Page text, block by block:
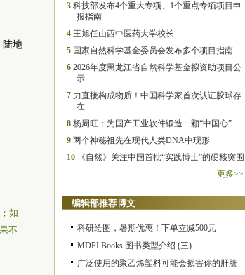
陆地
如
不
3 科技部发布4个重大专项、1个重点专项项目申
报指南
4 王旭任山西中医药大学校长
5 国家自然科学基金委员会发布多个项目指南
6 2026年度黑龙江省自然科学基金拟资助项目公
示
7 力直接构成物质！中国科学家首次认证胶球存
在
8 杨周旺：为国产工业软件锻造一颗“中国心”
9 两个神秘祖先在现代人类DNA中现形
10
《自然》关注中国首批“实践博士”的硬核突围
更多>>
编辑部推荐博文
科研绘图，暑期优惠！下单立减500元
MDPI Books 图书类型介绍 (三)
广泛使用的聚乙烯塑料可能会损害你的肝脏